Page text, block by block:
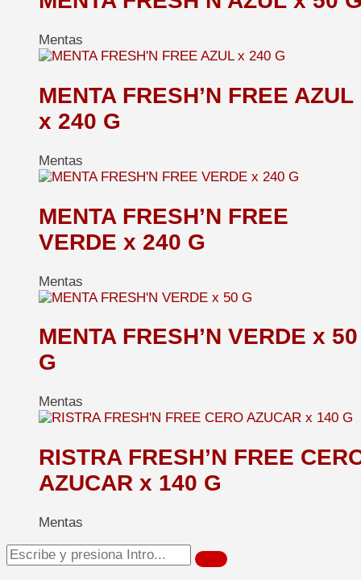
Mentas
MENTA FRESH’N FREE AZUL
x 240 G
Mentas
MENTA FRESH’N FREE
VERDE x 240 G
Mentas
MENTA FRESH’N VERDE x 50
G
Mentas
RISTRA FRESH’N FREE
AZUCAR x 140 G
Mentas